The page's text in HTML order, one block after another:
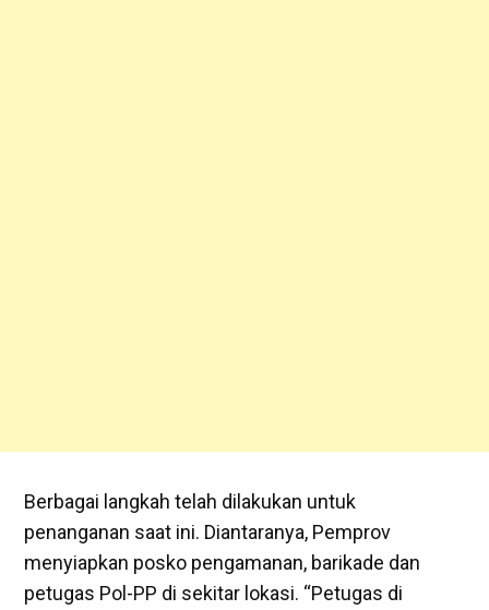
Berbagai langkah telah dilakukan untuk
penanganan saat ini. Diantaranya, Pemprov
menyiapkan posko pengamanan, barikade dan
petugas Pol-PP di sekitar lokasi. “Petugas di